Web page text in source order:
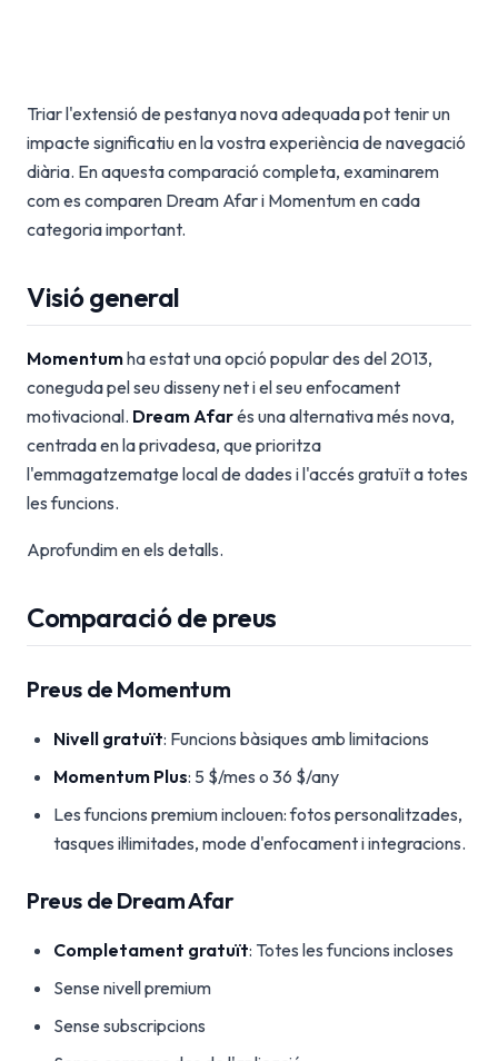
Triar l'extensió de pestanya nova adequada pot tenir un
impacte significatiu en la vostra experiència de navegació
diària. En aquesta comparació completa, examinarem
com es comparen Dream Afar i Momentum en cada
categoria important.
Visió general
Momentumha estat una opció popular des del 2013,
coneguda pel seu disseny net i el seu enfocament
motivacional. Dream Afarés una alternativa més nova,
centrada en la privadesa, que prioritza
l'emmagatzematge local de dades i l'accés gratuït a totes
les funcions.
Aprofundim en els detalls.
Comparació de preus
Preus de Momentum
Nivell gratuït: Funcions bàsiques amb limitacions
Momentum Plus: 5 $/mes o 36 $/any
Les funcions premium inclouen: fotos personalitzades,
tasques il·limitades, mode d'enfocament i integracions.
Preus de Dream Afar
Completament gratuït: Totes les funcions incloses
Sense nivell premium
Sense subscripcions